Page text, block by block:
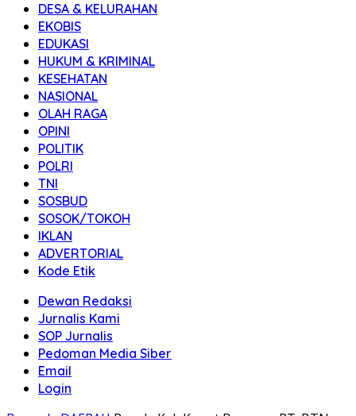
DESA & KELURAHAN
EKOBIS
EDUKASI
HUKUM & KRIMINAL
KESEHATAN
NASIONAL
OLAH RAGA
OPINI
POLITIK
POLRI
TNI
SOSBUD
SOSOK/TOKOH
IKLAN
ADVERTORIAL
Kode Etik
Dewan Redaksi
Jurnalis Kami
SOP Jurnalis
Pedoman Media Siber
Email
Login